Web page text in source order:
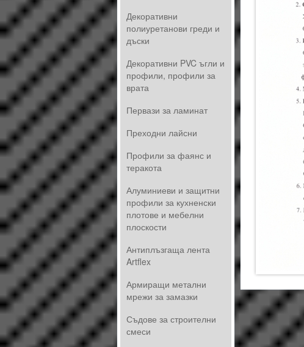
Декоративни
полиуретанови греди и
дъски
Декоративни PVC ъгли и
профили, профили за
врата
Первази за ламинат
Преходни лайсни
Профили за фаянс и
теракота
Алуминиеви и защитни
профили за кухненски
плотове и мебелни
плоскости
Антиплъзгаща лента
Artflex
Армиращи метални
мрежи за замазки
Съдове за строителни
смеси